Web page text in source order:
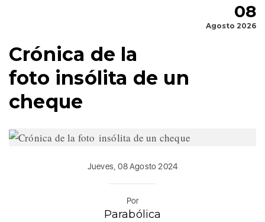
08
Agosto 2026
Crónica de la
foto insólita de un
cheque
Jueves, 08 Agosto 2024
Por
Parabólica